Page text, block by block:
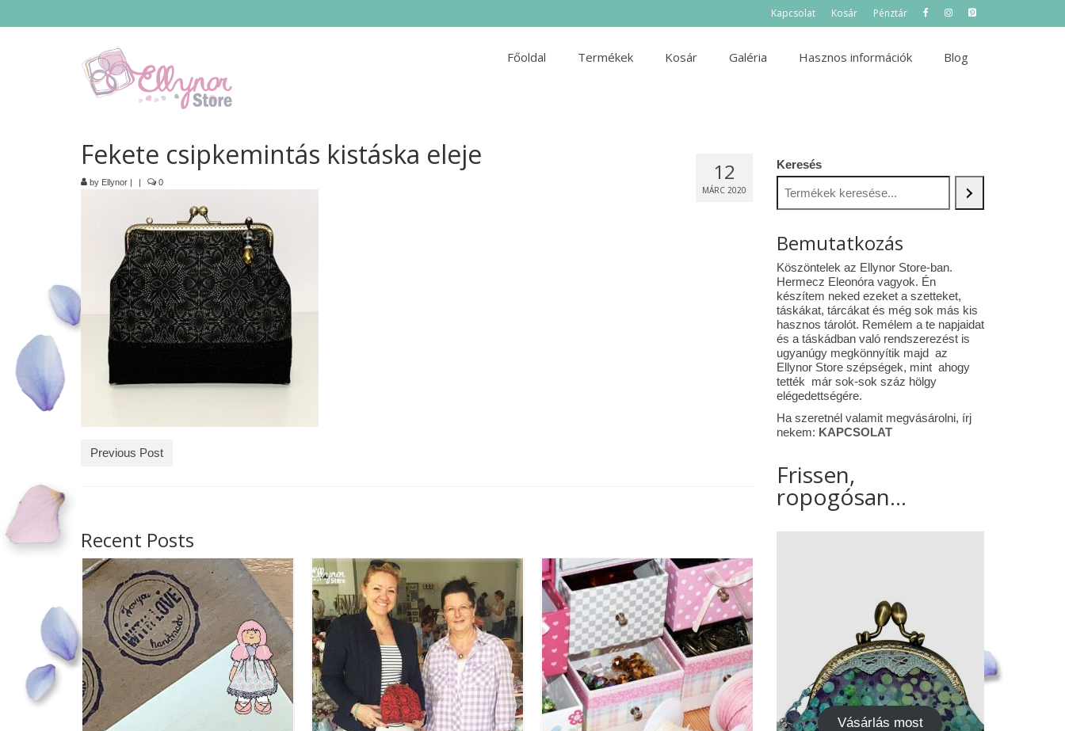
Kapcsolat Kosár Pénztár
Főoldal Termékek Kosár Galéria Hasznos információk Blog
12
MÁRC 2020
Fekete csipkemintás kistáska eleje
by Ellynor | | 0
Previous Post
Recent Posts
Keresés
Bemutatkozás
Köszöntelek az Ellynor Store-ban.
Hermecz Eleonóra vagyok. Én
készítem neked ezeket a szetteket,
táskákat, tárcákat és még sok más kis
hasznos tárolót. Remélem a te napjaidat
és a táskádban való rendszerezést is
ugyanúgy megkönnyítik majd az
Ellynor Store szépségek, mint ahogy
tették már sok-sok száz hölgy
elégedettségére.
Ha szeretnél valamit megvásárolni, írj
nekem: KAPCSOLAT
Frissen,
ropogósan...
Vásárlás most